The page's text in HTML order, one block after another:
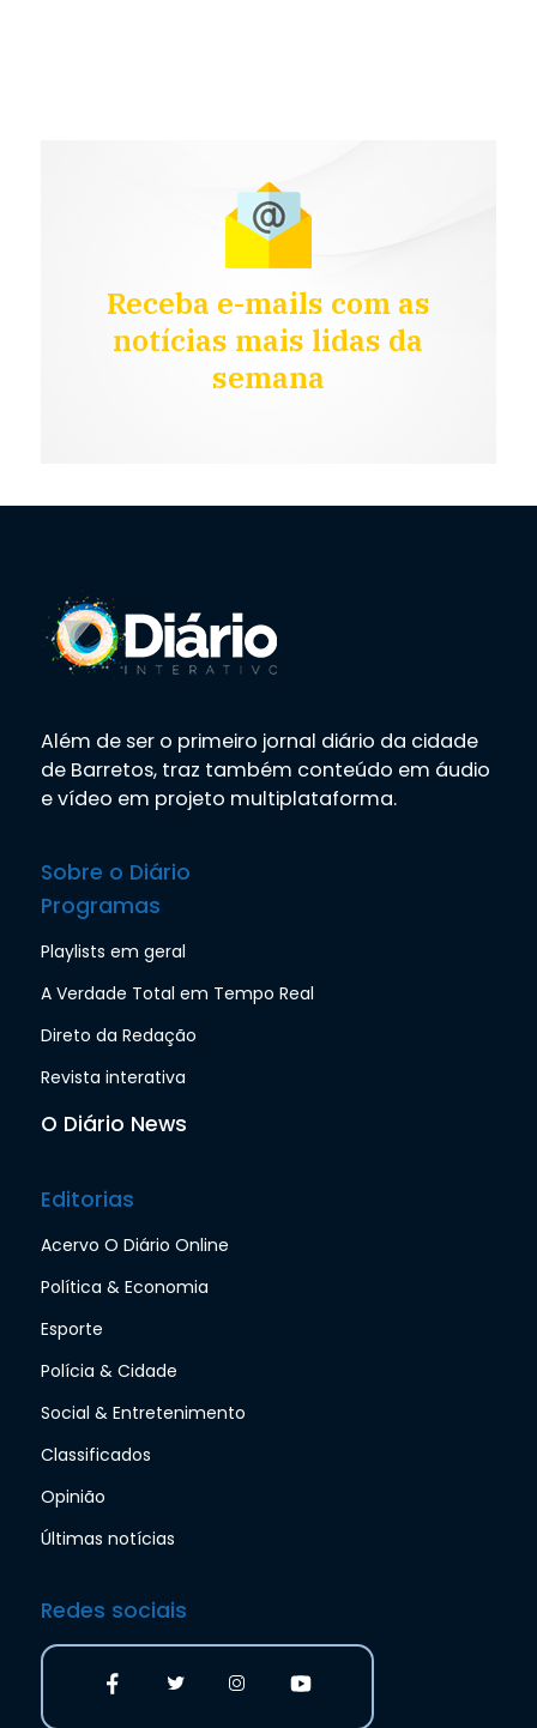
Receba e-mails com as
notícias mais lidas da
semana
Além de ser o primeiro jornal diário da cidade
de Barretos, traz também conteúdo em áudio
e vídeo em projeto multiplataforma.
Sobre o Diário
Programas
Playlists em geral
A Verdade Total em Tempo Real
Direto da Redação
Revista interativa
O Diário News
Editorias
Acervo O Diário Online
Política & Economia
Esporte
Polícia & Cidade
Social & Entretenimento
Classificados
Opinião
Últimas notícias
Redes sociais